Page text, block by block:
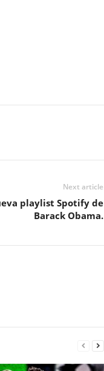
Next article
playlist Spotify de
Barack Obama.